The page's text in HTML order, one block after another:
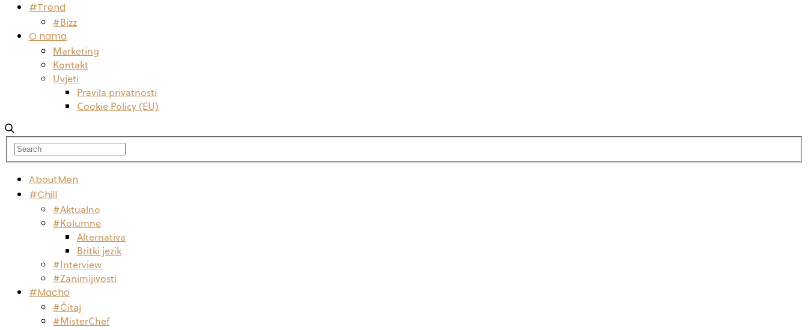
#Trend
#Bizz
O nama
Marketing
Kontakt
Uvjeti
Pravila privatnosti
Cookie Policy (EU)
AboutMen
#Chill
#Aktualno
#Kolumne
Alternativa
Britki jezik
#Interview
#Zanimljivosti
#Macho
#Čitaj
#MisterChef